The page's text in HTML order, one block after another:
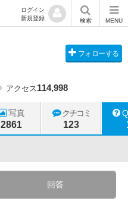
ログイン
新規登録
検索 MENU
フォローする
アクセス114,998
写真
2861
クチコミ
123
回答